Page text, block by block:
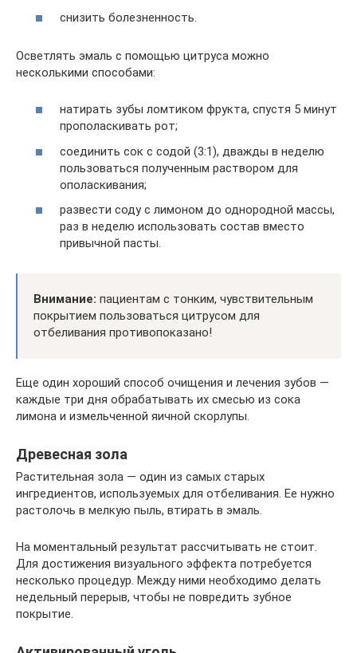
снизить болезненность.
Осветлять эмаль с помощью цитруса можно
несколькими способами:
натирать зубы ломтиком фрукта, спустя 5 минут
прополаскивать рот;
соединить сок с содой (3:1), дважды в неделю
пользоваться полученным раствором для
ополаскивания;
развести соду с лимоном до однородной массы,
раз в неделю использовать состав вместо
привычной пасты.
Внимание: пациентам с тонким, чувствительным
покрытием пользоваться цитрусом для
отбеливания противопоказано!
Еще один хороший способ очищения и лечения зубов —
каждые три дня обрабатывать их смесью из сока
лимона и измельченной яичной скорлупы.
Древесная зола
Растительная зола — один из самых старых
ингредиентов, используемых для отбеливания. Ее нужно
растолочь в мелкую пыль, втирать в эмаль.
На моментальный результат рассчитывать не стоит.
Для достижения визуального эффекта потребуется
несколько процедур. Между ними необходимо делать
недельный перерыв, чтобы не повредить зубное
покрытие.